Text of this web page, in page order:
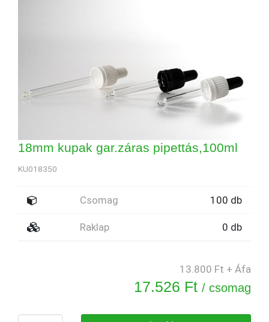
18mm kupak gar.záras pipettás,100ml
KU018350
Csomag 100 db
Raklap 0 db
13.800 Ft + Áfa
17.526 Ft / csomag